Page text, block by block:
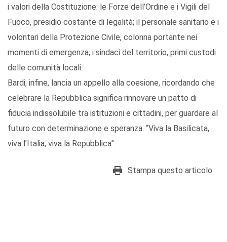
i valori della Costituzione: le Forze dell’Ordine e i Vigili del
Fuoco, presidio costante di legalità; il personale sanitario e i
volontari della Protezione Civile, colonna portante nei
momenti di emergenza; i sindaci del territorio, primi custodi
delle comunità locali.
Bardi, infine, lancia un appello alla coesione, ricordando che
celebrare la Repubblica significa rinnovare un patto di
fiducia indissolubile tra istituzioni e cittadini, per guardare al
futuro con determinazione e speranza. “Viva la Basilicata,
viva l’Italia, viva la Repubblica”.
Stampa questo articolo